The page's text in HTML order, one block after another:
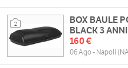
2
BOX BAULE
BLACK 3 ANNI
160 €
06 Ago - Napoli